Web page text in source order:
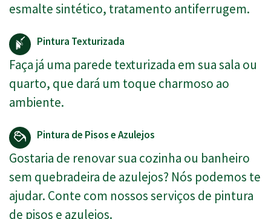
esmalte sintético, tratamento antiferrugem.
Pintura Texturizada
Faça já uma parede texturizada em sua sala ou
quarto, que dará um toque charmoso ao
ambiente.
Pintura de Pisos e Azulejos
Gostaria de renovar sua cozinha ou banheiro
sem quebradeira de azulejos? Nós podemos te
ajudar. Conte com nossos serviços de pintura
de pisos e azulejos.